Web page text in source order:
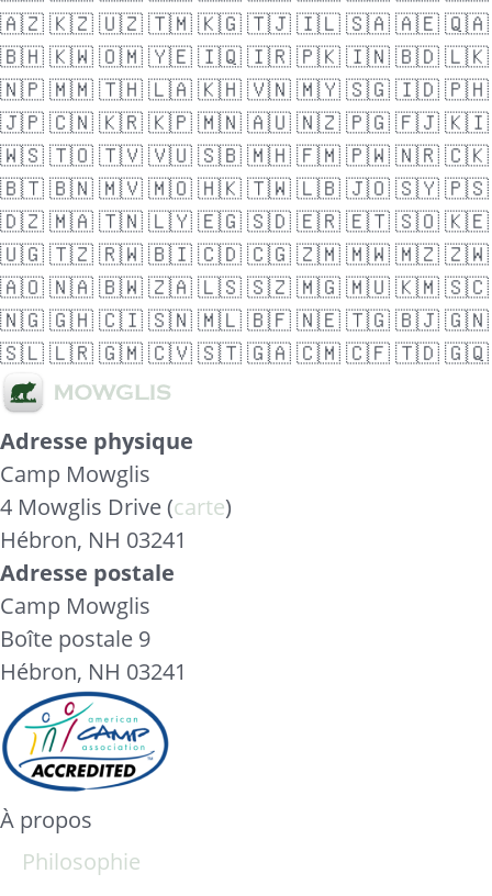
🇦🇿🇰🇿🇺🇿🇹🇲🇰🇬🇹🇯🇮🇱🇸🇦🇦🇪🇶🇦
🇧🇭🇰🇼🇴🇲🇾🇪🇮🇶🇮🇷🇵🇰🇮🇳🇧🇩🇱🇰
🇳🇵🇲🇲🇹🇭🇱🇦🇰🇭🇻🇳🇲🇾🇸🇬🇮🇩🇵🇭
🇯🇵🇨🇳🇰🇷🇰🇵🇲🇳🇦🇺🇳🇿🇵🇬🇫🇯🇰🇮
🇼🇸🇹🇴🇹🇻🇻🇺🇸🇧🇲🇭🇫🇲🇵🇼🇳🇷🇨🇰
🇧🇹🇧🇳🇲🇻🇲🇴🇭🇰🇹🇼🇱🇧🇯🇴🇸🇾🇵🇸
🇩🇿🇲🇦🇹🇳🇱🇾🇪🇬🇸🇩🇪🇷🇪🇹🇸🇴🇰🇪
🇺🇬🇹🇿🇷🇼🇧🇮🇨🇩🇨🇬🇿🇲🇲🇼🇲🇿🇿🇼
🇦🇴🇳🇦🇧🇼🇿🇦🇱🇸🇸🇿🇲🇬🇲🇺🇰🇲🇸🇨
🇳🇬🇬🇭🇨🇮🇸🇳🇲🇱🇧🇫🇳🇪🇹🇬🇧🇯🇬🇳
🇸🇱🇱🇷🇬🇲🇨🇻🇸🇹🇬🇦🇨🇲🇨🇫🇹🇩🇬🇶
Adresse physique
Camp Mowglis
4 Mowglis Drive (carte)
Hébron, NH 03241
Adresse postale
Camp Mowglis
Boîte postale 9
Hébron, NH 03241
À propos
Philosophie